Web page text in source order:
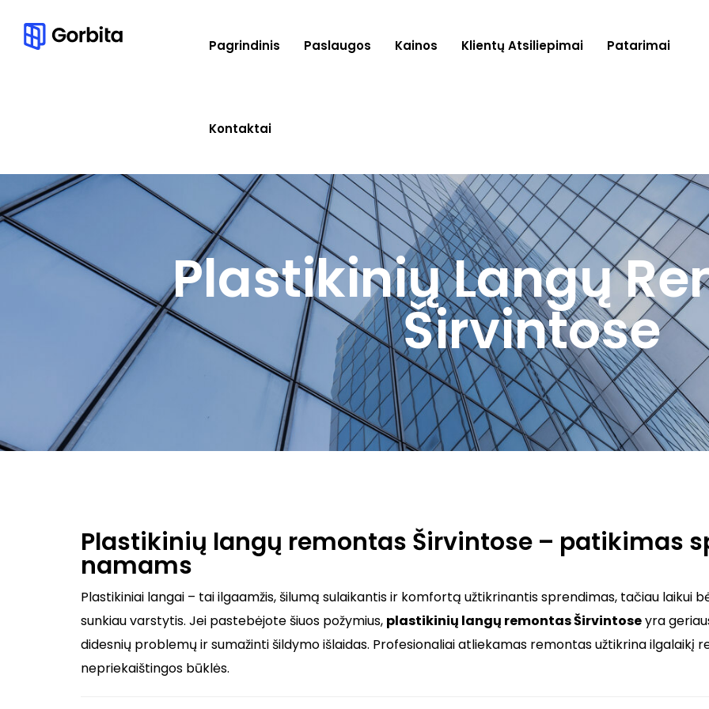
Pagrindinis Paslaugos Kainos Klientų Atsiliepimai Patarimai
Kontaktai
Plastikinių Langų
Širvintose
Plastikinių langų remontas Širvintose – patikimas
namams
Plastikiniai langai – tai ilgaamžis, šilumą sulaikantis ir komfortą užtikrinantis sprendimas, tačiau laikui
sunkiau varstytis. Jei pastebėjote šiuos požymius, plastikinių langų remontas Širvintoseyra
didesnių problemų ir sumažinti šildymo išlaidas. Profesionaliai atliekamas remontas užtikrina ilgalaikį
nepriekaištingos būklės.